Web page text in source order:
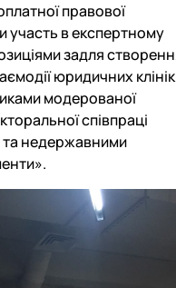
правової
участь в експертному
задля
юридичних клінік
модерованої
співпраці
та недержавними